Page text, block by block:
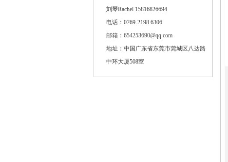
刘琴Rachel 15816826694
电话：0769-2198 6306
邮箱：654253690@qq.com
地址：中国广东省东莞市莞城区八达路
中环大厦508室